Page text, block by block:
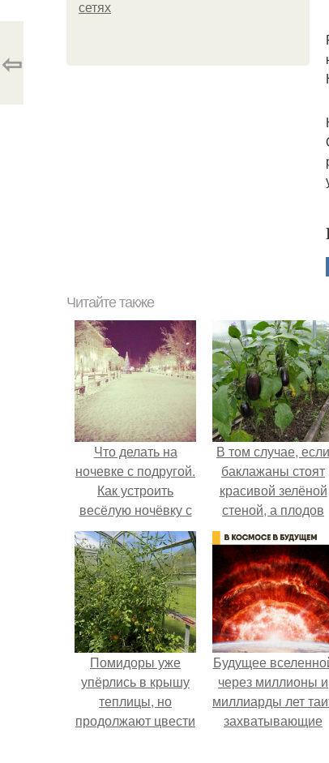
сетях
⇦
Читайте также
Что делать на
ночевке с подругой.
Как устроить
весёлую ночёвку с
подружками
В том случае, если
баклажаны стоят
красивой зелёной
стеной, а плодов
почти не видно -
радоваться тут
нечему.
Помидоры уже
упёрлись в крышу
теплицы, но
продолжают цвести
Будущее
через миллионы и
миллиарды лет
захватывающие